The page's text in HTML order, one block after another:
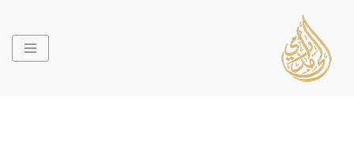
تخطى
إلى
المحتوى